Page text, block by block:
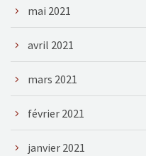
mai 2021
avril 2021
mars 2021
février 2021
janvier 2021